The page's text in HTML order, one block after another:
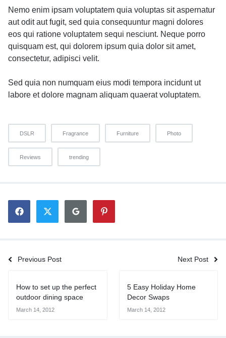
Nemo enim ipsam voluptatem quia voluptas sit aspernatur
aut odit aut fugit, sed quia consequuntur magni dolores
eos qui ratione voluptatem sequi nesciunt. Neque porro
quisquam est, qui dolorem ipsum quia dolor sit amet,
consectetur, adipisci velit.
Sed quia non numquam eius modi tempora incidunt ut
labore et dolore magnam aliquam quaerat voluptatem.
DSLR Fragrance Furniture Photo
Reviews trending
Previous Post Next Post
How to set up the perfect
outdoor dining space
March 14, 2012
5 Easy Holiday Home
Decor Swaps
March 14, 2012